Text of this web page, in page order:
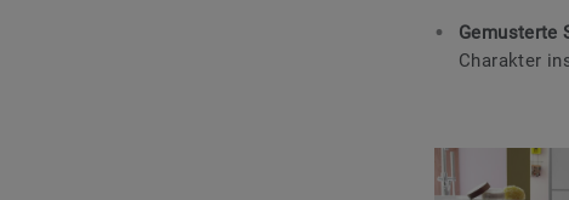
Gemusterte
Charakter